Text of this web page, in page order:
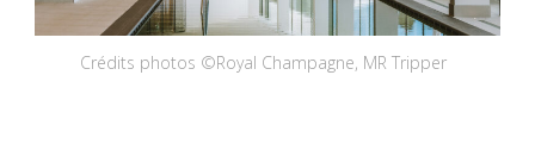
Crédits photos ©Royal Champagne, MR Tripper